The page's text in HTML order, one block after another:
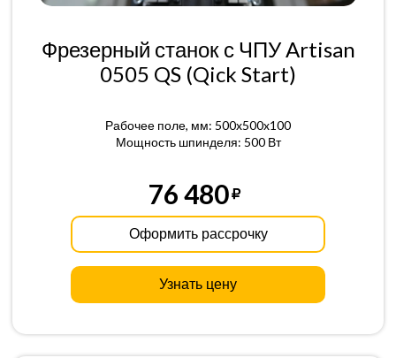
Фрезерный станок с ЧПУ Artisan
0505 QS (Qick Start)
Рабочее поле, мм: 500x500x100
Мощность шпинделя: 500 Вт
76 480
Оформить рассрочку
Узнать цену